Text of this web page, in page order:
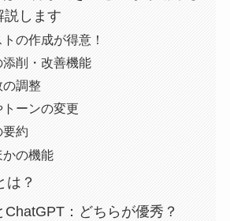
説します
の作成が得意！
添削・改善機能
の調整
ーンの変更
要約
かの機能
は？
ChatGPT：どちらが優秀？